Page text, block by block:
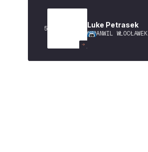
5 Luke Petrasek
ANWIL WŁOCŁAWEK